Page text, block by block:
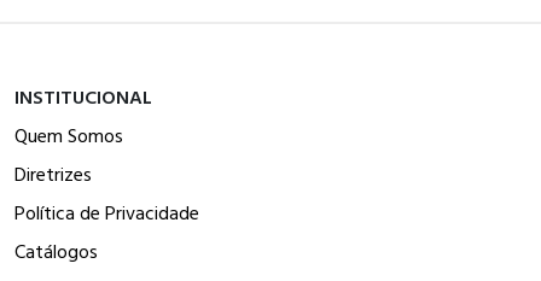
INSTITUCIONAL
Quem Somos
Diretrizes
Política de Privacidade
Catálogos